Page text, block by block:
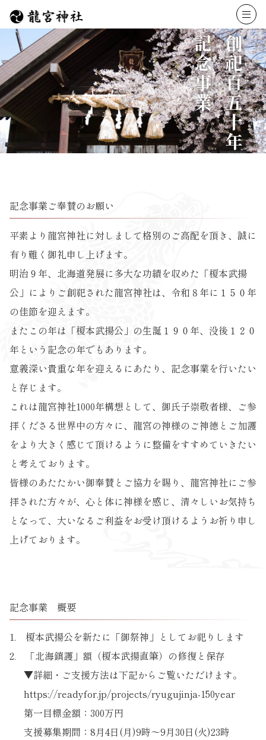
メ
創祀百五十年
記念事業
記念事業ご奉賛のお願い
平素より龍宮神社に対しまして格別のご高配を頂き、誠に
有り難く御礼申し上げます。
明治９年、北海道発展に多大な功績を収めた「榎本武揚
公」によりご創祀された龍宮神社は、令和８年に１５０年
の佳節を迎えます。
またこの年は「榎本武揚公」の生誕１９０年、没後１２０
年という記念の年でもあります。
意義深い貴重な年を迎えるにあたり、記念事業を行いたい
と存じます。
これは龍宮神社1000年構想として、御氏子崇敬者様、ご参
拝くださる世界中の方々に、龍宮の神様のご神徳とご加護
をより大きく感じて頂けるように整備をすすめていきたい
と考えております。
皆様のあたたかい御奉賛とご協力を賜り、龍宮神社にご参
拝された方々が、心と体に神様を感じ、清々しいお気持ち
となって、大いなるご利益をお受け頂けるようお祈り申し
上げております。
記念事業 概要
榎本武揚公を新たに「御祭神」としてお祀りします
「北海鎮護」額（榎本武揚直筆）の修復と保存
▼詳細・ご支援方法は下記からご覧いただけます。
https://readyfor.jp/projects/ryugujinja-150year
第一目標金額：300万円
支援募集期間：8月4日(月)9時〜9月30日(火)23時